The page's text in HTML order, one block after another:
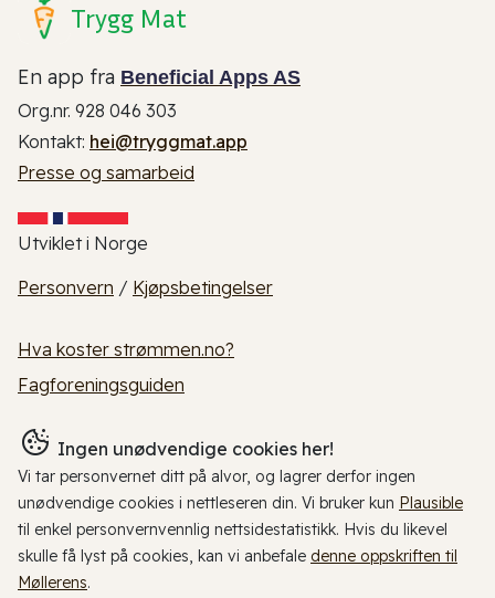
Trygg Mat
En app fra Beneficial Apps AS
Org.nr. 928 046 303
Kontakt: hei@tryggmat.app
Presse og samarbeid
Utviklet i Norge
Personvern / Kjøpsbetingelser
Hva koster strømmen.no?
Fagforeningsguiden
Ingen unødvendige cookies her!
Vi tar personvernet ditt på alvor, og lagrer derfor ingen
unødvendige cookies i nettleseren din. Vi bruker kun Plausible
til enkel personvernvennlig nettsidestatistikk. Hvis du likevel
skulle få lyst på cookies, kan vi anbefale denne oppskriften til
Møllerens.